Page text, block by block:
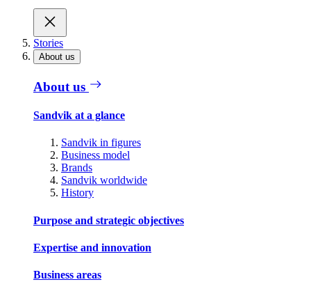
Stories
About us
About us
Sandvik at a glance
Sandvik in figures
Business model
Brands
Sandvik worldwide
History
Purpose and strategic objectives
Expertise and innovation
Business areas